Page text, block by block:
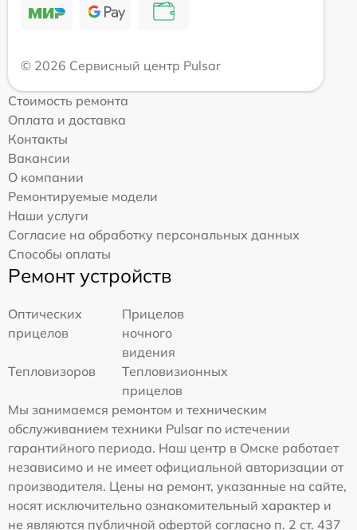
© 2026 Сервисный центр Pulsar
Стоимость ремонта
Оплата и доставка
Контакты
Вакансии
О компании
Ремонтируемые модели
Наши услуги
Согласие на обработку персональных данных
Способы оплаты
Ремонт устройств
Оптических
прицелов
Прицелов
ночного
видения
Тепловизоров
Тепловизионных
прицелов
Мы занимаемся ремонтом и техническим
обслуживанием техники Pulsar по истечении
гарантийного периода. Наш центр в Омске работает
независимо и не имеет официальной авторизации от
производителя. Цены на ремонт, указанные на сайте,
носят исключительно ознакомительный характер и
не являются публичной офертой согласно п. 2 ст. 437